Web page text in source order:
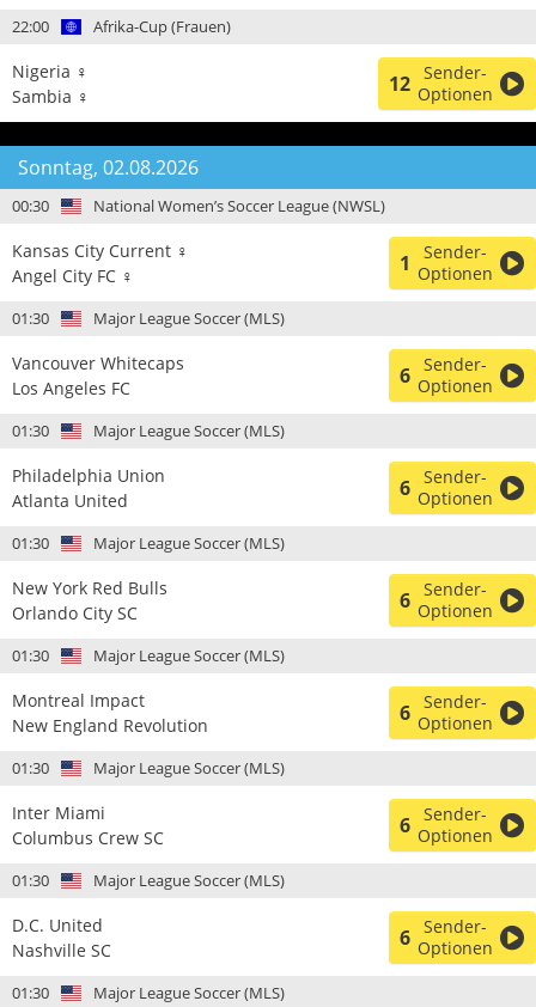
22:00 Afrika-Cup (Frauen)
Nigeria ♀
Sambia ♀
12 Sender-
Optionen
Sonntag, 02.08.2026
00:30 National Women’s Soccer League (NWSL)
Kansas City Current ♀
Angel City FC ♀
1
Sender-
Optionen
01:30 Major League Soccer (MLS)
Vancouver Whitecaps
Los Angeles FC
6 Sender-
Optionen
01:30 Major League Soccer (MLS)
Philadelphia Union
Atlanta United
6 Sender-
Optionen
01:30 Major League Soccer (MLS)
New York Red Bulls
Orlando City SC
6 Sender-
Optionen
01:30 Major League Soccer (MLS)
Montreal Impact
New England Revolution
6 Sender-
Optionen
01:30 Major League Soccer (MLS)
Inter Miami
Columbus Crew SC
6 Sender-
Optionen
01:30 Major League Soccer (MLS)
D.C. United
Nashville SC
6 Sender-
Optionen
01:30 Major League Soccer (MLS)